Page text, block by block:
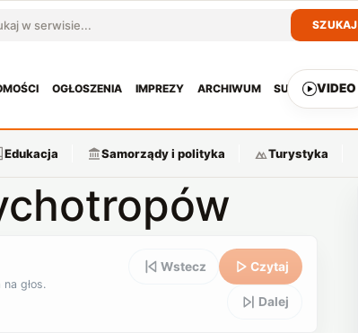
w serwisie
SZUKAJ
OGŁOSZENIA IMPREZY ARCHIWUM SUBSKRYPCJA
VIDEO
Edukacja Samorządy i polityka Turystyka
głos.
Wstecz Czytaj
Dalej